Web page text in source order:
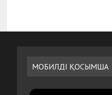
МОБИЛДІ ҚОСЫМША